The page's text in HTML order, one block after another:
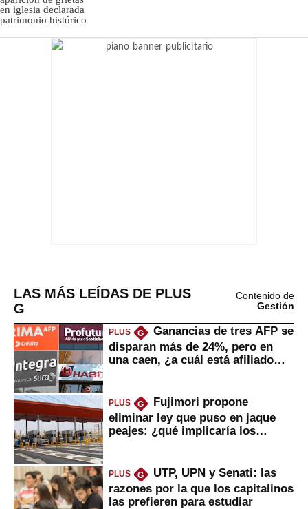
LAS MÁS LEÍDAS DE PLUS
G
Contenido de
Gestión
PLUS G
Ganancias de tres AFP se
disparan más de 24%, pero en
una caen, ¿a cuál está afiliado
PLUS G
Fujimori propone
eliminar ley que puso en jaque
peajes: ¿qué implicaría los
PLUS G
UTP, UPN y Senati: las
razones por la que los capitalinos
las prefieren para estudiar